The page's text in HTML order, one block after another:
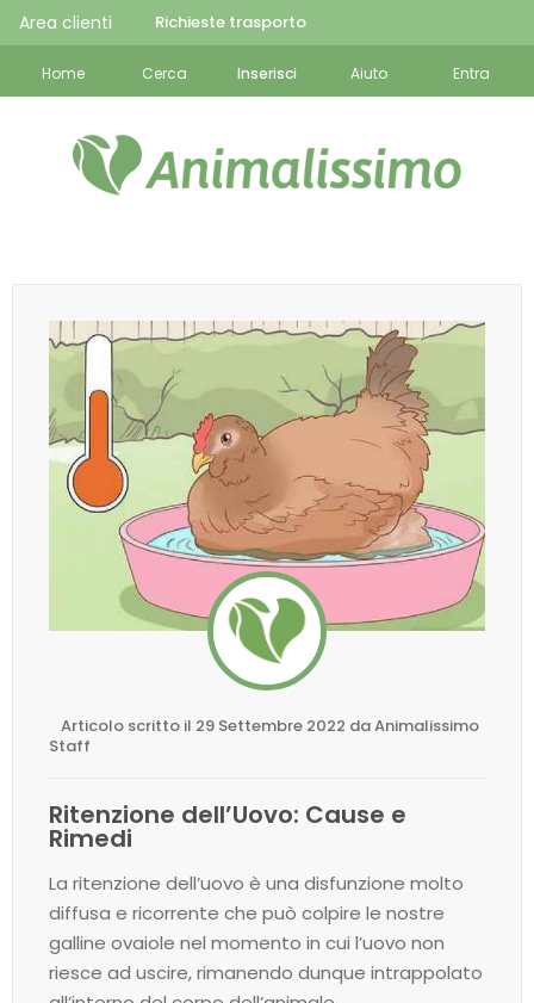
Area clienti Richieste trasporto
Home Cerca Inserisci Aiuto Entra
Articolo scritto il 29 Settembre 2022 da Animalissimo
Staff
Ritenzione dell’Uovo: Cause e
Rimedi
La ritenzione dell’uovo è una disfunzione molto
diffusa e ricorrente che può colpire le nostre
galline ovaiole nel momento in cui l’uovo non
riesce ad uscire, rimanendo dunque intrappolato